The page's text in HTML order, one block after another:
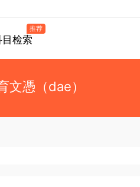
目检索
推荐
文憑（dae）